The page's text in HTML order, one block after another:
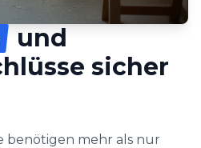
und
sicher
benötigen mehr als nur